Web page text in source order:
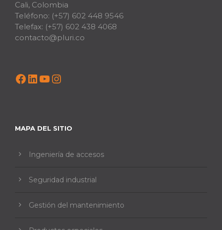
Cali, Colombia
Teléfono: (+57) 602 448 9546
Telefax: (+57) 602 438 4068
contacto@pluri.co
Facebook LinkedIn YouTube Instagram
MAPA DEL SITIO
Ingeniería de accesos
Seguridad industrial
Gestión del mantenimiento